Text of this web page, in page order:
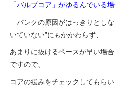
「バルブコア」がゆるんでいる
パンクの原因がはっきりとし
いていない”にもかかわらず、
あまりに抜けるペースが早い場合
ですので、
コアの緩みをチェックしてもらい